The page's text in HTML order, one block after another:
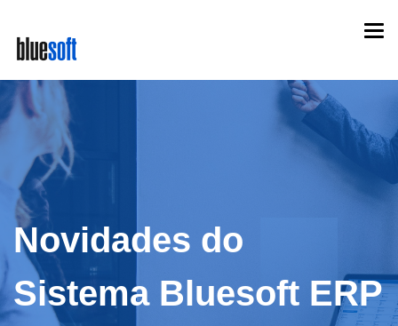
main
content
Novidades do
Sistema Bluesoft ERP